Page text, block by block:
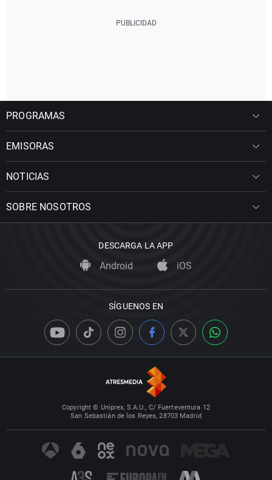
PROGRAMAS
EMISORAS
NOTICIAS
SOBRE NOSOTROS
DESCARGA LA APP
Android iOS
SÍGUENOS EN
Copyright © Uniprex, S.A.U., C/ Fuerteventura 12
San Sebastián de los Reyes, 28703 Madrid